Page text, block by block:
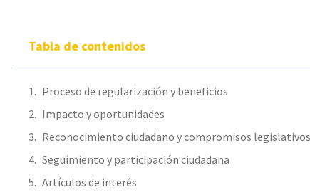
Tabla de contenidos
Proceso de regularización y beneficios
Impacto y oportunidades
Reconocimiento ciudadano y compromisos legislativos
Seguimiento y participación ciudadana
Artículos de interés